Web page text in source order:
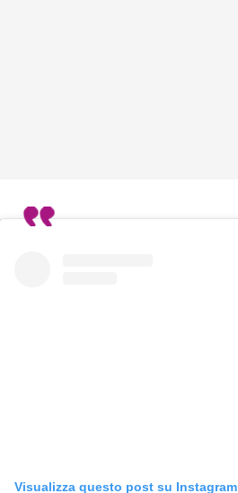
Visualizza questo post su Instagram